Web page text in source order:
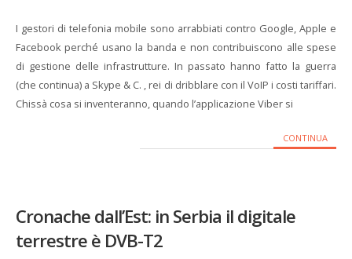
I gestori di telefonia mobile sono arrabbiati contro Google, Apple e
Facebook perché usano la banda e non contribuiscono alle spese
di gestione delle infrastrutture. In passato hanno fatto la guerra
(che continua) a Skype & C. , rei di dribblare con il VoIP i costi tariffari.
Chissà cosa si inventeranno, quando l’applicazione Viber si
CONTINUA
Cronache dall’Est: in Serbia il digitale
terrestre è DVB-T2